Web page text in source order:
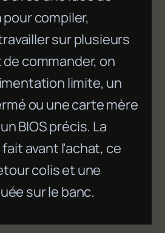
compiler,
sur plusieurs
commander, on
limite, un
ou une carte mère
BIOS précis. La
avant l'achat, ce
colis et une
sur le banc.